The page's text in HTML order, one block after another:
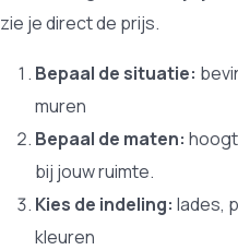
zie je direct de prijs.
Bepaal de situatie:
muren
Bepaal de maten:
bij jouw ruimte.
Kies de indeling: lades,
kleuren